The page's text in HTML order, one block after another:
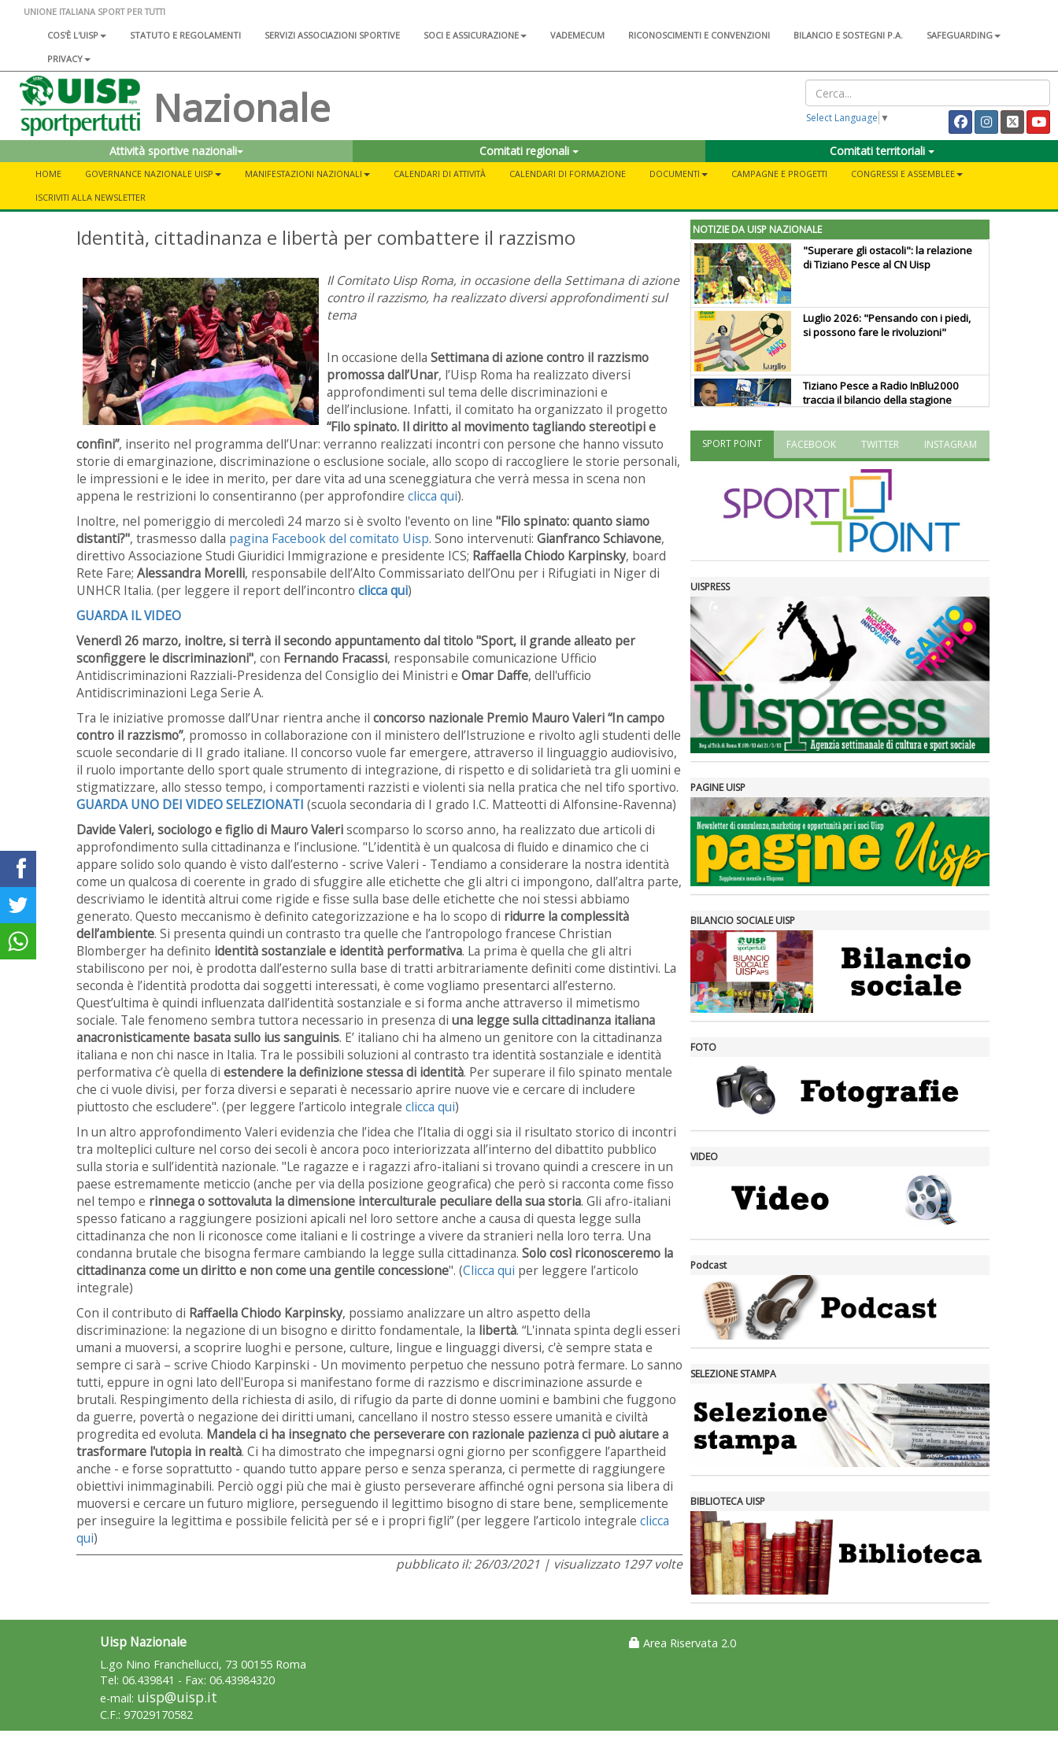
UNIONE ITALIANA SPORT PER TUTTI
COS'È L'UISP
STATUTO E REGOLAMENTI SERVIZI ASSOCIAZIONI SPORTIVE SOCI E ASSICURAZIONE VADEMECUM RICONOSCIMENTI E CONVENZIONI BILANCIO E SOSTEGNI P.A.
SAFEGUARDING
PRIVACY
Nazionale Select Language ▼
Attività sportive nazionali Comitati regionali Comitati territoriali
HOME GOVERNANCE NAZIONALE UISP MANIFESTAZIONI NAZIONALI CALENDARI DI ATTIVITÀ CALENDARI DI FORMAZIONE DOCUMENTI CAMPAGNE E PROGETTI
CONGRESSI E ASSEMBLEE
ISCRIVITI ALLA NEWSLETTER
Identità, cittadinanza e libertà per combattere il razzismo
Il Comitato Uisp Roma, in occasione della Settimana di azione
contro il razzismo, ha realizzato diversi approfondimenti sul
tema
In occasione della Settimana di azione contro il razzismo
promossa dall’Unar, l’Uisp Roma ha realizzato diversi
approfondimenti sul tema delle discriminazioni e
dell’inclusione. Infatti, il comitato ha organizzato il progetto
“Filo spinato. Il diritto al movimento tagliando stereotipi e
confini”, inserito nel programma dell’Unar: verranno realizzati incontri con persone che hanno vissuto
storie di emarginazione, discriminazione o esclusione sociale, allo scopo di raccogliere le storie personali,
le impressioni e le idee in merito, per dare vita ad una sceneggiatura che verrà messa in scena non
appena le restrizioni lo consentiranno (per approfondire clicca qui).
Inoltre, nel pomeriggio di mercoledì 24 marzo si è svolto l'evento on line "Filo spinato: quanto siamo
distanti?", trasmesso dalla pagina Facebook del comitato Uisp. Sono intervenuti: Gianfranco Schiavone,
direttivo Associazione Studi Giuridici Immigrazione e presidente ICS; Raffaella Chiodo Karpinsky, board
Rete Fare; Alessandra Morelli, responsabile dell’Alto Commissariato dell’Onu per i Rifugiati in Niger di
UNHCR Italia. (per leggere il report dell’incontro clicca qui)
GUARDA IL VIDEO
Venerdì 26 marzo, inoltre, si terrà il secondo appuntamento dal titolo "Sport, il grande alleato per
sconfiggere le discriminazioni", con Fernando Fracassi, responsabile comunicazione Ufficio
Antidiscriminazioni Razziali-Presidenza del Consiglio dei Ministri e Omar Daffe, dell'ufficio
Antidiscriminazioni Lega Serie A.
Tra le iniziative promosse dall’Unar rientra anche il concorso nazionale Premio Mauro Valeri “In campo
contro il razzismo”, promosso in collaborazione con il ministero dell’Istruzione e rivolto agli studenti delle
scuole secondarie di II grado italiane. Il concorso vuole far emergere, attraverso il linguaggio audiovisivo,
il ruolo importante dello sport quale strumento di integrazione, di rispetto e di solidarietà tra gli uomini e
stigmatizzare, allo stesso tempo, i comportamenti razzisti e violenti sia nella pratica che nel tifo sportivo.
GUARDA UNO DEI VIDEO SELEZIONATI (scuola secondaria di I grado I.C. Matteotti di Alfonsine-Ravenna)
Davide Valeri, sociologo e figlio di Mauro Valeriscomparso lo scorso anno, ha realizzato due articoli di
approfondimento sulla cittadinanza e l’inclusione. "L’identità è un qualcosa di fluido e dinamico che ci
appare solido solo quando è visto dall’esterno - scrive Valeri - Tendiamo a considerare la nostra identità
come un qualcosa di coerente in grado di sfuggire alle etichette che gli altri ci impongono, dall’altra parte,
descriviamo le identità altrui come rigide e fisse sulla base delle etichette che noi stessi abbiamo
generato. Questo meccanismo è definito categorizzazione e ha lo scopo di ridurre la complessità
dell’ambiente. Si presenta quindi un contrasto tra quelle che l’antropologo francese Christian
Blomberger ha definito identità sostanziale e identità performativa. La prima è quella che gli altri
stabiliscono per noi, è prodotta dall’esterno sulla base di tratti arbitrariamente definiti come distintivi. La
seconda è l’identità prodotta dai soggetti interessati, è come vogliamo presentarci all’esterno.
Quest’ultima è quindi influenzata dall’identità sostanziale e si forma anche attraverso il mimetismo
sociale. Tale fenomeno sembra tuttora necessario in presenza di una legge sulla cittadinanza italiana
anacronisticamente basata sullo ius sanguinis. E’ italiano chi ha almeno un genitore con la cittadinanza
italiana e non chi nasce in Italia. Tra le possibili soluzioni al contrasto tra identità sostanziale e identità
performativa c’è quella di estendere la definizione stessa di identità. Per superare il filo spinato mentale
che ci vuole divisi, per forza diversi e separati è necessario aprire nuove vie e cercare di includere
piuttosto che escludere". (per leggere l’articolo integrale clicca qui)
In un altro approfondimento Valeri evidenzia che l’idea che l’Italia di oggi sia il risultato storico di incontri
tra molteplici culture nel corso dei secoli è ancora poco interiorizzata all’interno del dibattito pubblico
sulla storia e sull’identità nazionale. "Le ragazze e i ragazzi afro-italiani si trovano quindi a crescere in un
paese estremamente meticcio (anche per via della posizione geografica) che però si racconta come fisso
nel tempo e rinnega o sottovaluta la dimensione interculturale peculiare della sua storia. Gli afro-italiani
spesso faticano a raggiungere posizioni apicali nel loro settore anche a causa di questa legge sulla
cittadinanza che non li riconosce come italiani e li costringe a vivere da stranieri nella loro terra. Una
condanna brutale che bisogna fermare cambiando la legge sulla cittadinanza. Solo così riconosceremo la
cittadinanza come un diritto e non come una gentile concessione". (Clicca qui per leggere l’articolo
integrale)
Con il contributo di Raffaella Chiodo Karpinsky, possiamo analizzare un altro aspetto della
discriminazione: la negazione di un bisogno e diritto fondamentale, la libertà. “L'innata spinta degli esseri
umani a muoversi, a scoprire luoghi e persone, culture, lingue e linguaggi diversi, c'è sempre stata e
sempre ci sarà – scrive Chiodo Karpinski - Un movimento perpetuo che nessuno potrà fermare. Lo sanno
tutti, eppure in ogni lato dell'Europa si manifestano forme di razzismo e discriminazione assurde e
brutali. Respingimento della richiesta di asilo, di rifugio da parte di donne uomini e bambini che fuggono
da guerre, povertà o negazione dei diritti umani, cancellano il nostro stesso essere umanità e civiltà
progredita ed evoluta. Mandela ci ha insegnato che perseverare con razionale pazienza ci può aiutare a
trasformare l'utopia in realtà. Ci ha dimostrato che impegnarsi ogni giorno per sconfiggere l’apartheid
anche - e forse soprattutto - quando tutto appare perso e senza speranza, ci permette di raggiungere
obiettivi inimmaginabili. Perciò oggi più che mai è giusto perseverare affinché ogni persona sia libera di
muoversi e cercare un futuro migliore, perseguendo il legittimo bisogno di stare bene, semplicemente
per inseguire la legittima e possibile felicità per sé e i propri figli” (per leggere l’articolo integrale clicca
qui)
pubblicato il: 26/03/2021 | visualizzato 1297 volte
NOTIZIE DA UISP NAZIONALE
"Superare gli ostacoli": la relazione
di Tiziano Pesce al CN Uisp
Luglio 2026: "Pensando con i piedi,
si possono fare le rivoluzioni"
Tiziano Pesce a Radio InBlu2000
traccia il bilancio della stagione
valorizzi le nostre specificità"
La formazione Uisp rallenta ma
prosegue anche in estate
Fondazione Terzjus: prima riunione
a Roma
SPORT POINT FACEBOOK TWITTER INSTAGRAM
UISPRESS
PAGINE UISP
BILANCIO SOCIALE UISP
FOTO
VIDEO
Podcast
SELEZIONE STAMPA
BIBLIOTECA UISP
Uisp Nazionale
L.go Nino Franchellucci, 73 00155 Roma
Tel: 06.439841 - Fax: 06.43984320
e-mail: uisp@uisp.it
C.F.: 97029170582
Area Riservata 2.0